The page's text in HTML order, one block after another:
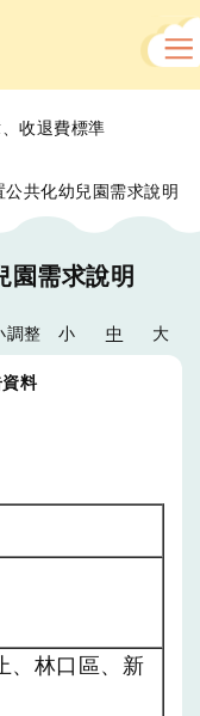
、收退費標準
公共化幼兒園需求說明
園需求說明
調整 小 中 大
料
、林口區、新